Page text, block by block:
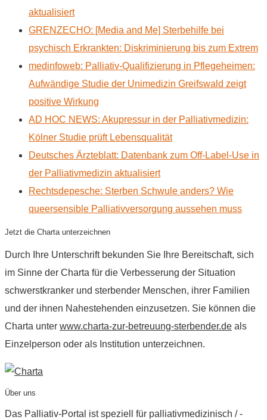
aktualisiert
GRENZECHO: [Media and Me] Sterbehilfe bei
psychisch Erkrankten: Diskriminierung bis zum Extrem
medinfoweb: Palliativ-Qualifizierung in Pflegeheimen:
Aufwändige Studie der Unimedizin Greifswald zeigt
positive Wirkung
AD HOC NEWS: Akupressur in der Palliativmedizin:
Kölner Studie prüft Lebensqualität
Deutsches Ärzteblatt: Datenbank zum Off-Label-Use in
der Palliativmedizin aktualisiert
Rechtsdepesche: Sterben Schwule anders? Wie
queersensible Palliativversorgung aussehen muss
Jetzt die Charta unterzeichnen
Durch Ihre Unterschrift bekunden Sie Ihre Bereitschaft, sich
im Sinne der Charta für die Verbesserung der Situation
schwerstkranker und sterbender Menschen, ihrer Familien
und der ihnen Nahestehenden einzusetzen. Sie können die
Charta unter www.charta-zur-betreuung-sterbender.de als
Einzelperson oder als Institution unterzeichnen.
Über uns
Das Palliativ-Portal ist speziell für palliativmedizinisch / -